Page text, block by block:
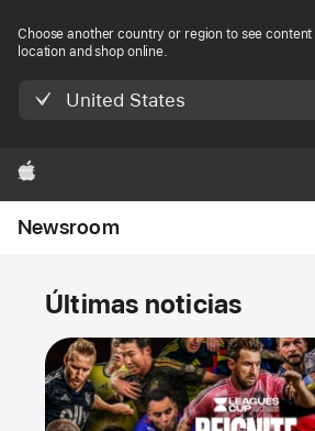
Choose another country or region to see
location and shop online.
United States
Apple
Newsroom
Newsroom
Últimas noticias